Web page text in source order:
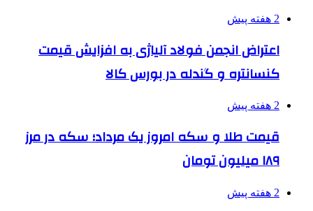
2 هفته پیش
اعتراض انجمن فولاد آلیاژی به افزایش قیمت
کنسانتره و گندله در بورس کالا
2 هفته پیش
قیمت طلا و سکه امروز یک مرداد؛ سکه در مرز
۱۸۹ میلیون تومان
2 هفته پیش